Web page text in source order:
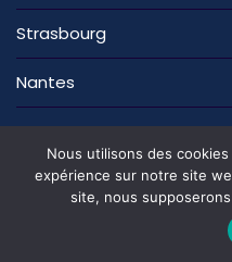
Strasbourg
Nantes
La rédaction Nous
Politique
Nous utilisons des
expérience sur notre site
site, nous